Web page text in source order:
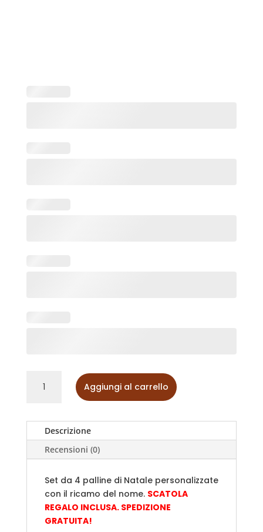
Natale
personalizzate
SCATOLA
REGALO
INCLUSA.
SPEDIZIONE
Aggiungi al carrello
Descrizione
Recensioni (0)
Set da 4 palline di Natale personalizzate
con il ricamo del nome. SCATOLA
REGALO INCLUSA. SPEDIZIONE
GRATUITA!